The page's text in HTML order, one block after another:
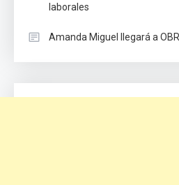
laborales
Amanda Miguel llegará a